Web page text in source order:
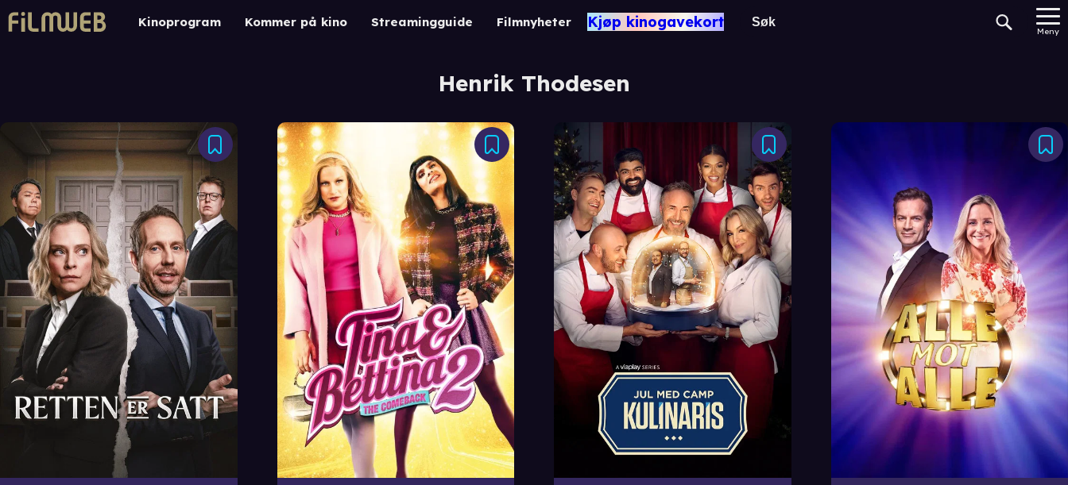
Kinoprogram Kommer på kino Streamingguide Filmnyheter Kjøp kinogavekort
Meny
Henrik Thodesen